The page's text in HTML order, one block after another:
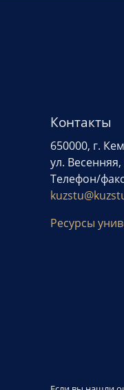
Контакты
650000, г.
ул. Весенняя,
Телефон/
Ресурсы